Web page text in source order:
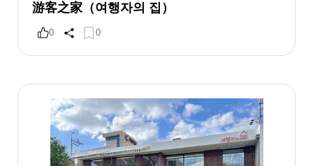
游客之家（여행자의 집）
0 0